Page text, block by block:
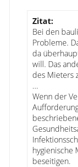
Zitat:
Bei den
Probleme.
da
will. Das
des Mieters
...
Wenn der
hygienische
beseitigen.